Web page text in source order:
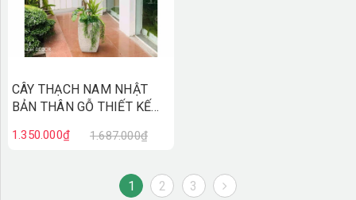
CÂY THẠCH NAM NHẬT
BẢN THÂN GỖ THIẾT KẾ
CC840
1.350.000₫ 1.687.000₫
1 2 3